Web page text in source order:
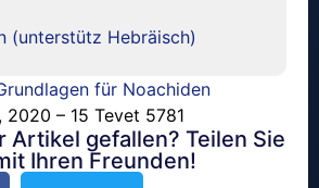
(unterstütz Hebräisch)
für Noachiden
2020 – 15 Tevet 5781
Artikel gefallen? Teilen Sie
Ihren Freunden!